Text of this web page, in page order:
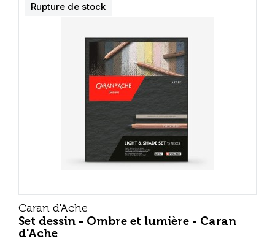
Caran d'Ache
Set dessin - Ombre et lumière - Caran
d'Ache
Rupture de stock